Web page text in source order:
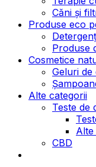
Căni și
Produse eco
Produse
Cosmetice
Geluri de
Alte categorii
Teste de
Alte
CBD